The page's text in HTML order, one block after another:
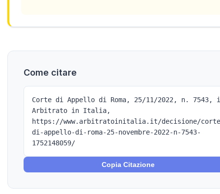
Come citare
Corte di Appello di Roma, 25/11/2022, n. 7543,
Arbitrato in Italia,
https://www.arbitratoinitalia.it/decisione/
di-appello-di-roma-25-novembre-2022-n-7543-
1752148059/
Copia Citazione